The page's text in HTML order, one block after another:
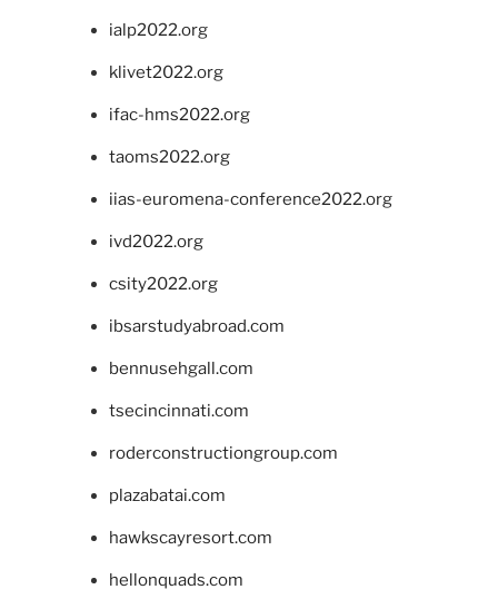
ialp2022.org
klivet2022.org
ifac-hms2022.org
taoms2022.org
iias-euromena-conference2022.org
ivd2022.org
csity2022.org
ibsarstudyabroad.com
bennusehgall.com
tsecincinnati.com
roderconstructiongroup.com
plazabatai.com
hawkscayresort.com
hellonquads.com